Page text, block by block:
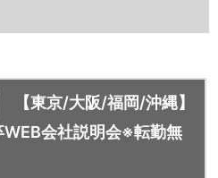
【東京/大阪/福岡/沖縄】
会社説明会※転勤無